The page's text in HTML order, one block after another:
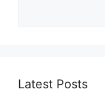
Latest Posts